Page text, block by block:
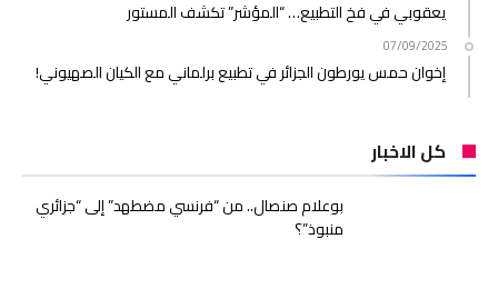
يعقوبي في فخ التطبيع… “المؤشر” تكشف المستور
07/09/2025
إخوان حمس يورطون الجزائر في تطبيع برلماني مع الكيان الصهيوني!
كل الاخبار
بوعلام صنصال.. من “فرنسي مضطهد” إلى “جزائري
منبوذ”؟